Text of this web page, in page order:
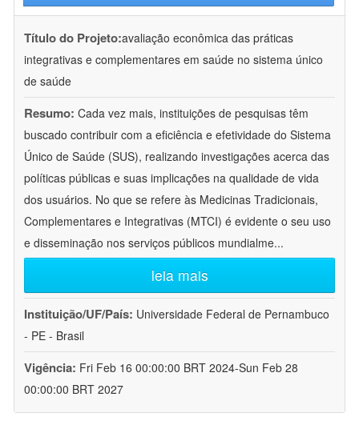
Título do Projeto:avaliação econômica das práticas
integrativas e complementares em saúde no sistema único
de saúde
Resumo: Cada vez mais, instituições de pesquisas têm
buscado contribuir com a eficiência e efetividade do Sistema
Único de Saúde (SUS), realizando investigações acerca das
políticas públicas e suas implicações na qualidade de vida
dos usuários. No que se refere às Medicinas Tradicionais,
Complementares e Integrativas (MTCI) é evidente o seu uso
e disseminação nos serviços públicos mundialme...
leia mais
Instituição/UF/País: Universidade Federal de Pernambuco
- PE - Brasil
Vigência: Fri Feb 16 00:00:00 BRT 2024-Sun Feb 28
00:00:00 BRT 2027